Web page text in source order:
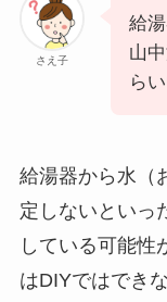
さえ子
給
山
ら
給湯器から水（
定しないといっ
している可能性
はDIYではでき